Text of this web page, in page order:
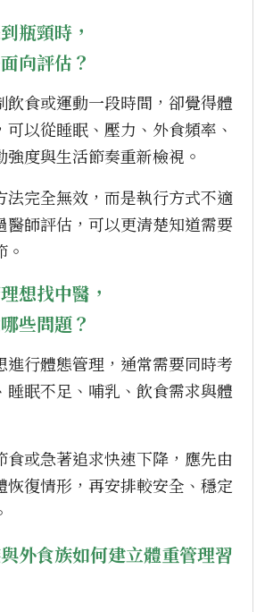
瓶頸時，
向評估？
飲食或運動一段時間，卻覺得體
可以從睡眠、壓力、外食頻率、
強度與生活節奏重新檢視。
法完全無效，而是執行方式不適
醫師評估，可以更清楚知道需要
。
想找中醫，
些問題？
進行體態管理，通常需要同時考
睡眠不足、哺乳、飲食需求與體
食或急著追求快速下降，應先由
恢復情形，再安排較安全、穩定
外食族如何建立體重管理習